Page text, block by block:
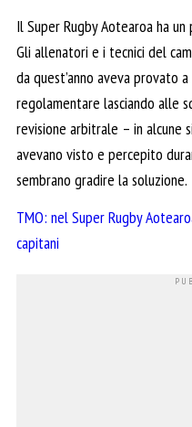
Il Super Rugby Aotearoa ha un
Gli allenatori e i tecnici del
da quest’anno aveva provato
regolamentare lasciando alle
revisione arbitrale – in alcune
avevano visto e percepito
sembrano gradire la soluzione.
TMO: nel Super Rugby
capitani